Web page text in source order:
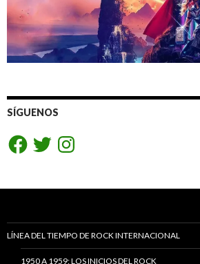
SÍGUENOS
FacebookTwitterInstagram
LÍNEA DEL TIEMPO DE ROCK INTERNACIONAL
1950 A 1959: LOS INICIOS DEL ROCK